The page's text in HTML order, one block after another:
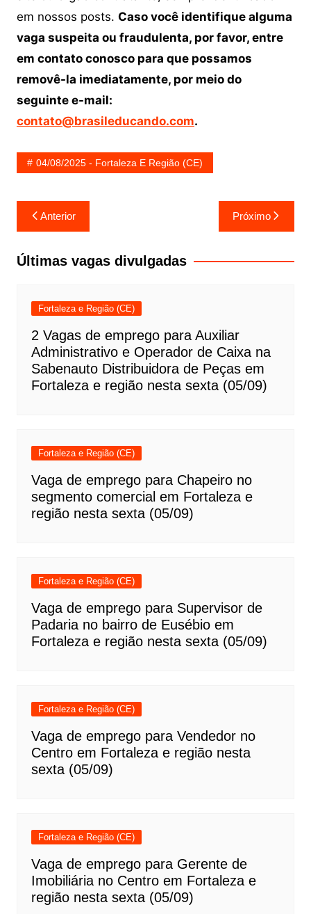
em nossos posts. Caso você identifique alguma
vaga suspeita ou fraudulenta, por favor, entre
em contato conosco para que possamos
removê-la imediatamente, por meio do
seguinte e-mail:
contato@brasileducando.com.
04/08/2025 - Fortaleza E Região (CE)
Navegação
de
Post
Anterior Próximo
Últimas vagas divulgadas
Fortaleza e Região (CE)
2 Vagas de emprego para Auxiliar
Administrativo e Operador de Caixa na
Sabenauto Distribuidora de Peças em
Fortaleza e região nesta sexta (05/09)
Fortaleza e Região (CE)
Vaga de emprego para Chapeiro no
segmento comercial em Fortaleza e
região nesta sexta (05/09)
Fortaleza e Região (CE)
Vaga de emprego para Supervisor de
Padaria no bairro de Eusébio em
Fortaleza e região nesta sexta (05/09)
Fortaleza e Região (CE)
Vaga de emprego para Vendedor no
Centro em Fortaleza e região nesta
sexta (05/09)
Fortaleza e Região (CE)
Vaga de emprego para Gerente de
Imobiliária no Centro em Fortaleza e
região nesta sexta (05/09)